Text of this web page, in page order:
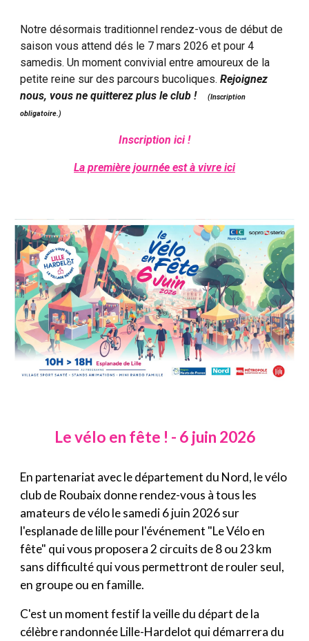
Notre désormais traditionnel rendez-vous de début de
saison vous attend dés le 7 mars 2026 et pour 4
samedis. Un moment convivial entre amoureux de la
petite reine sur des parcours bucoliques. Rejoignez
nous, vous ne quitterez plus le club !(Inscription
obligatoire.)
Inscription ici !
La première journée est à vivre ici
Le vélo en fête ! - 6 juin 2026
En partenariat avec le département du Nord, le vélo
club de Roubaix donne rendez-vous à tous les
amateurs de vélo le samedi 6 juin 2026 sur
l'esplanade de lille pour l'événement "Le Vélo en
fête" qui vous proposera 2 circuits de 8 ou 23 km
sans difficulté qui vous permettront de rouler seul,
en groupe ou en famille.
C'est un moment festif la veille du départ de la
célèbre randonnée Lille-Hardelot qui démarrera du